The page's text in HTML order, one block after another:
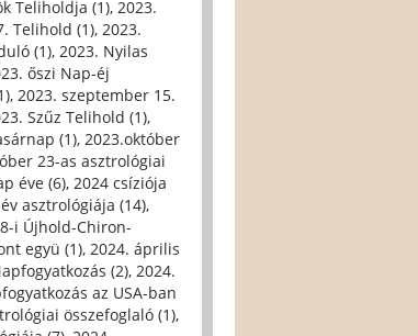
Teliholdja (1), 2023.
Telihold (1), 2023.
(1), 2023. Nyilas
őszi Nap-éj
, 2023. szeptember 15.
Szűz Telihold (1),
(1), 2023.október
23-as asztrológiai
éve (6), 2024 csíziója
asztrológiája (14),
i Újhold-Chiron-
együ (1), 2024. április
(2), 2024.
az USA-ban
összefoglaló (1),